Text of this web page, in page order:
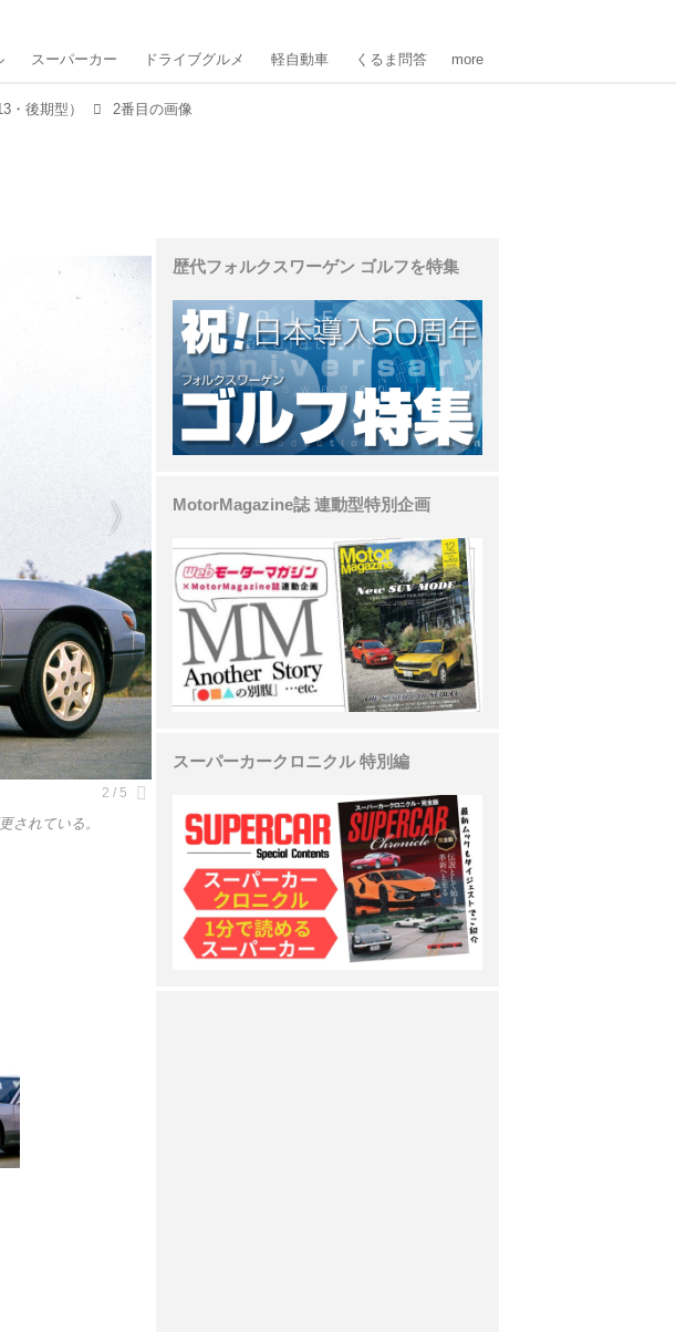
スーパーカー ドライブグルメ 軽自動車 くるま問答 more
・後期型） 2番目の画像
されている。
歴代フォルクスワーゲン ゴルフを特集
MotorMagazine誌 連動型特別企画
スーパーカークロニクル 特別編